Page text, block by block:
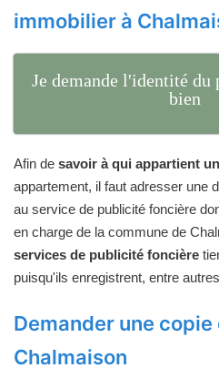
immobilier à
Je demande l'identité du
bien
Afin de savoir à qui appartient
appartement, il faut adresser une
au service de publicité foncière
en charge de la commune de
services de publicité foncière
puisqu'ils enregistrent, entre
Demander une
Chalmaison